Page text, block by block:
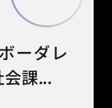
ーダレ
課...